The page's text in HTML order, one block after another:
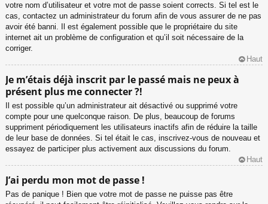
votre nom d’utilisateur et votre mot de passe soient corrects. Si tel est le
cas, contactez un administrateur du forum afin de vous assurer de ne pas
avoir été banni. Il est également possible que le propriétaire du site
internet ait un problème de configuration et qu’il soit nécessaire de la
corriger.
Haut
Je m’étais déjà inscrit par le passé mais ne peux à
présent plus me connecter ?!
Il est possible qu’un administrateur ait désactivé ou supprimé votre
compte pour une quelconque raison. De plus, beaucoup de forums
suppriment périodiquement les utilisateurs inactifs afin de réduire la taille
de leur base de données. Si tel était le cas, inscrivez-vous de nouveau et
essayez de participer plus activement aux discussions du forum.
Haut
J’ai perdu mon mot de passe !
Pas de panique ! Bien que votre mot de passe ne puisse pas être